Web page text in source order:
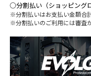
○分割払い（ショッピング
※分割払いはお支払い金額合
※分割払いのご利用には審査